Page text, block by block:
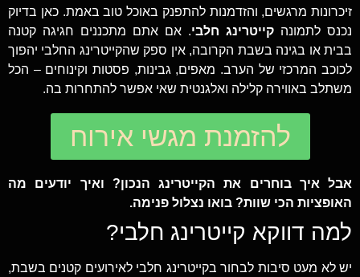
זיכרונות מרגשים, והזדמנות להתפנק באוכל טוב באמת. כאן בדיוק
נכנס לתמונה קייטרינג חלבי. אם אתם מתכננים חגיגה קטנה
בבית או בגינה בשבת הקרובה, אין ספק שהקייטרינג החלבי יהפוך
לכוכב המרכזי של הערב. מאפים, גבינות, פסטות וקינוחים – הכל
משתלב באווירה קלילה ואלגנטית שאי אפשר להתחרות בה.
להזמנת מגשי אירוח
אבל איך בוחרים את הקייטרינג הנכון? ואיך יודעים מה
האופציות הכי שוות? בואו נצלול פנימה.
למה דווקא קייטרינג חלבי?
יש לא מעט סיבות לבחור בקייטרינג חלבי לאירועים קטנים בשבת,